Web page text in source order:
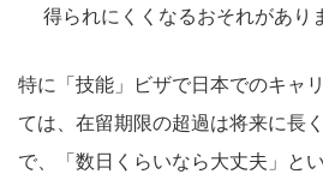
得られにくくなるおそれがあり
特に「技能」ビザで日本でのキャ
ては、在留期限の超過は将来に長
で、「数日くらいなら大丈夫」と